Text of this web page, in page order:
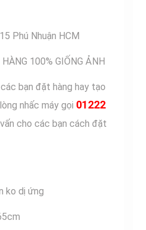
Phú Nhuận HCM
100% GIỐNG ẢNH
bạn đặt hàng hay tạo
nhấc máy gọi 01222
cho các bạn cách đặt
ko dị ứng